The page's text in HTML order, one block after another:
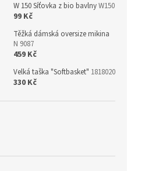
W 150 Síťovka z bio bavlnyW150
99 Kč
Těžká dámská oversize mikina
N 9087
459 Kč
Velká taška "Softbasket" 1818020
330 Kč